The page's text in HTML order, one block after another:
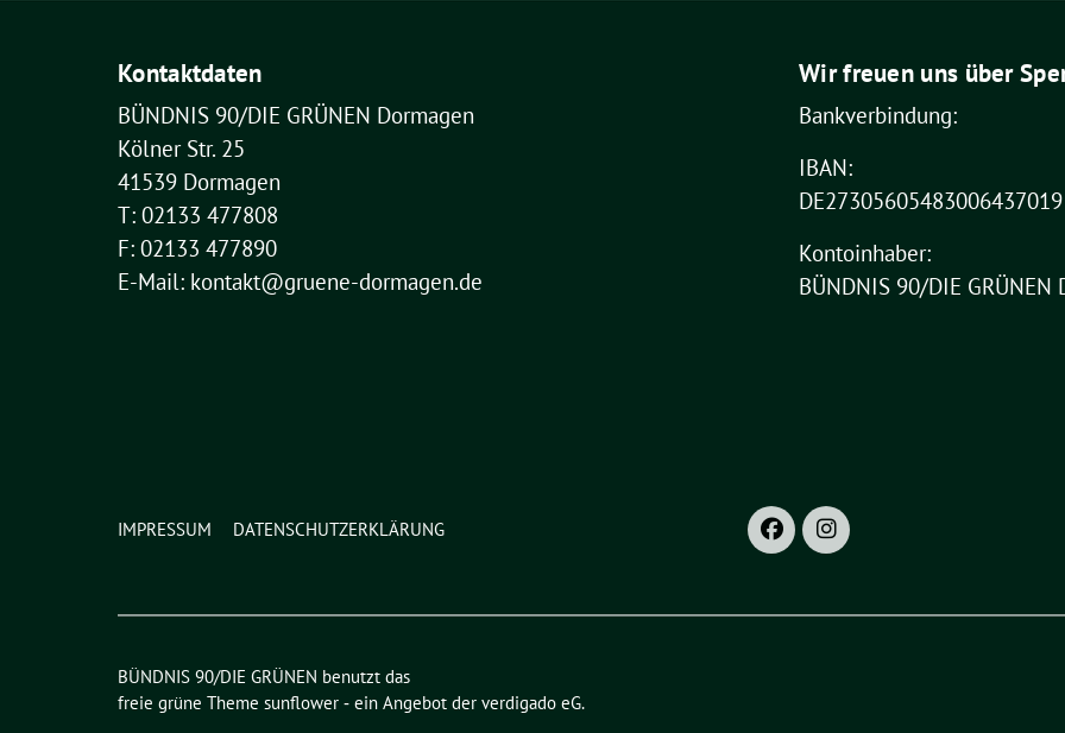
Kontaktdaten
BÜNDNIS 90/DIE GRÜNEN Dormagen
Kölner Str. 25
41539 Dormagen
T: 02133 477808
F: 02133 477890
E-Mail: kontakt@gruene-dormagen.de
Wir freuen uns über
Bankverbindung:
IBAN:
DE27305605483006437019
Kontoinhaber:
BÜNDNIS 90/DIE GRÜNEN
IMPRESSUM DATENSCHUTZERKLÄRUNG
BÜNDNIS 90/DIE GRÜNEN benutzt das
freie grüne Theme sunflower ‐ ein Angebot der verdigado eG.